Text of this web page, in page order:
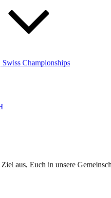
Championships
aus, Euch in unsere